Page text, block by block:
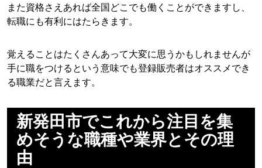
また資格さえあれば全国どこでも働くことができますし、
転職にも有利にはたらきます。
覚えることはたくさんあって大変に思うかもしれませんが
手に職をつけるという意味でも登録販売者はオススメでき
る職業だと言えます。
新発田市でこれから注目を集
めそうな職種や業界とその理
由